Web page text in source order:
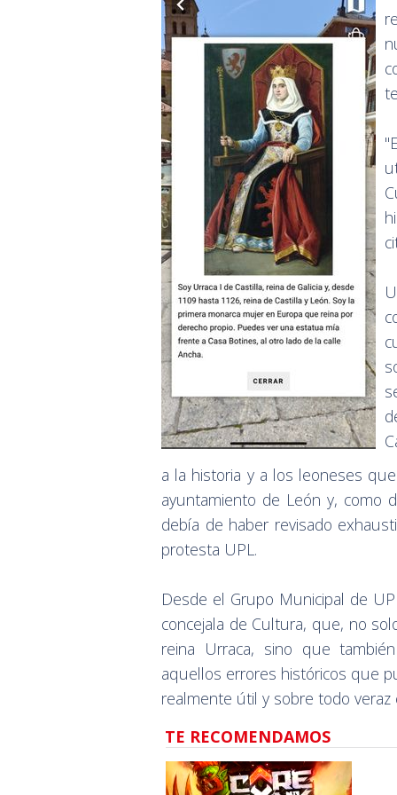
a la historia y a los leoneses
ayuntamiento de León y, como
debía de haber revisado
protesta UPL.
Desde el Grupo Municipal de
concejala de Cultura, que, no
reina Urraca, sino que
aquellos errores históricos que
realmente útil y sobre todo veraz
TE RECOMENDAMOS